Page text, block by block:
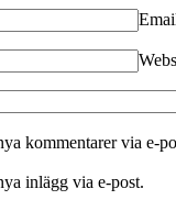
kommentarer via e-
inlägg via e-post.